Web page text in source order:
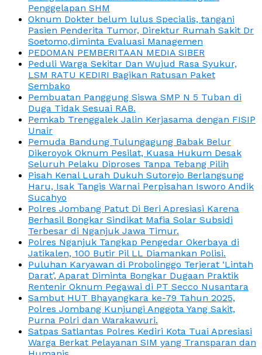
Penggelapan SHM
Oknum Dokter belum lulus Specialis, tangani
Pasien Penderita Tumor, Direktur Rumah Sakit Dr
Soetomo,diminta Evaluasi Managemen
PEDOMAN PEMBERITAAN MEDIA SIBER
Peduli Warga Sekitar Dan Wujud Rasa Syukur,
LSM RATU KEDIRI Bagikan Ratusan Paket
Sembako
Pembuatan Panggung Siswa SMP N 5 Tuban di
Duga Tidak Sesuai RAB.
Pemkab Trenggalek Jalin Kerjasama dengan FISIP
Unair
Pemuda Bandung Tulungagung Babak Belur
Dikeroyok Oknum Pesilat, Kuasa Hukum Desak
Seluruh Pelaku Diproses Tanpa Tebang Pilih
Pisah Kenal Lurah Dukuh Sutorejo Berlangsung
Haru, Isak Tangis Warnai Perpisahan Isworo Andik
Sucahyo
Polres Jombang Patut Di Beri Apresiasi Karena
Berhasil Bongkar Sindikat Mafia Solar Subsidi
Terbesar di Nganjuk Jawa Timur.
Polres Nganjuk Tangkap Pengedar Okerbaya di
Jatikalen, 100 Butir Pil LL Diamankan Polisi.
Puluhan Karyawan di Probolinggo Terjerat ‘Lintah
Darat’, Aparat Diminta Bongkar Dugaan Praktik
Rentenir Oknum Pegawai di PT Secco Nusantara
Sambut HUT Bhayangkara ke-79 Tahun 2025,
Polres Jombang Kunjungi Anggota Yang Sakit,
Purna Polri dan Warakawuri.
Satpas Satlantas Polres Kediri Kota Tuai Apresiasi
Warga Berkat Pelayanan SIM yang Transparan dan